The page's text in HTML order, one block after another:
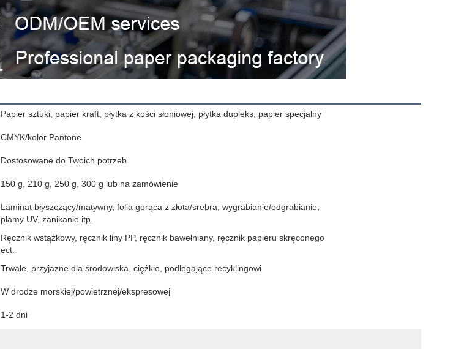
Papier sztuki, papier kraft, płytka z kości słoniowej, płytka dupleks, papier specjalny
CMYK/kolor Pantone
Dostosowane do Twoich potrzeb
150 g, 210 g, 250 g, 300 g lub na zamówienie
Laminat błyszczący/matywny, folia gorąca z złota/srebra, wygrabianie/odgrabianie,
plamy UV, zanikanie itp.
Ręcznik wstążkowy, ręcznik liny PP, ręcznik bawełniany, ręcznik papieru skręconego
ect.
Trwałe, przyjazne dla środowiska, ciężkie, podlegające recyklingowi
W drodze morskiej/powietrznej/ekspresowej
1-2 dni